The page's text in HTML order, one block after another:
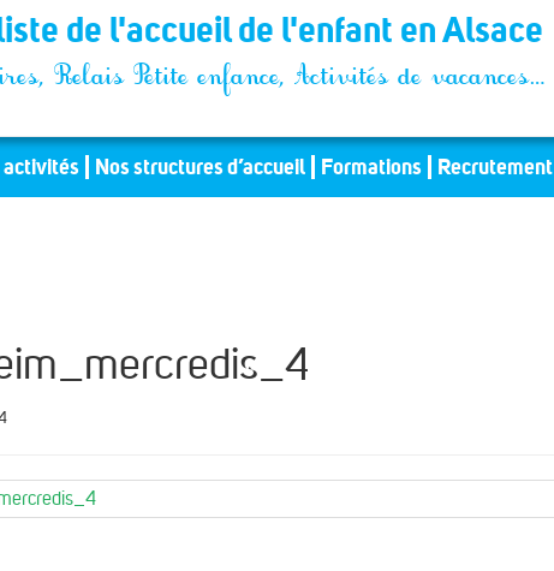
de l'accueil de l'enfant en Alsace
Relais Petite enfance, Activités de vacances…
activités Nos structures d’accueil Formations Recrutement